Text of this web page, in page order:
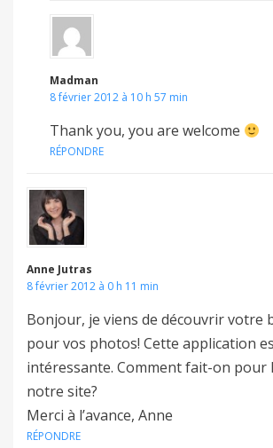
Madman
8 février 2012 à 10 h 57 min
Thank you, you are welcome
RÉPONDRE
Anne Jutras
8 février 2012 à 0 h 11 min
Bonjour, je viens de découvrir votre
pour vos photos! Cette application
intéressante. Comment fait-on pour
notre site?
Merci à l’avance, Anne
RÉPONDRE